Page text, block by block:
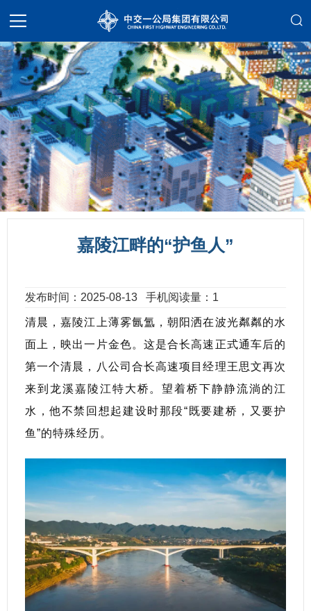
嘉陵江畔的“护鱼人”
发布时间：2025-08-13 手机阅读量：1
清晨，嘉陵江上薄雾氤氲，朝阳洒在波光粼粼的水
面上，映出一片金色。这是合长高速正式通车后的
第一个清晨，八公司合长高速项目经理王思文再次
来到龙溪嘉陵江特大桥。望着桥下静静流淌的江
水，他不禁回想起建设时那段“既要建桥，又要护
鱼”的特殊经历。